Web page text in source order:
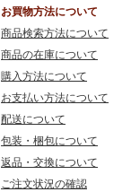
お買物方法について
商品検索方法について
商品の在庫について
購入方法について
お支払い方法について
配送について
包装・梱包について
返品・交換について
ご注文状況の確認